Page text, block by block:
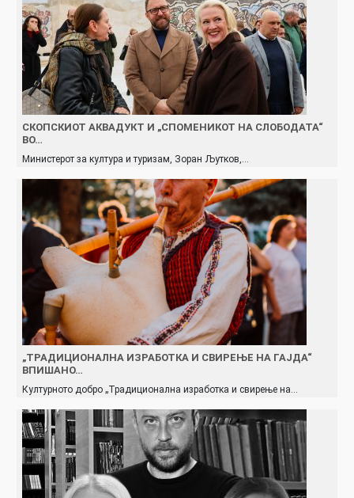
СКОПСКИОТ АКВАДУКТ И „СПОМЕНИКОТ НА СЛОБОДАТА“
ВО…
Министерот за култура и туризам, Зоран Љутков,…
„ТРАДИЦИОНАЛНА ИЗРАБОТКА И СВИРЕЊЕ НА ГАЈДА“
ВПИШАНО…
Културното добро „Традиционална изработка и свирење на…